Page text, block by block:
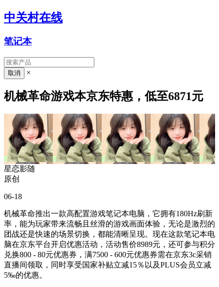
中关村在线
笔记本
×
机械革命游戏本京东特惠，低至6871元
星恋影随
原创
06-18
机械革命推出一款高配置游戏笔记本电脑，它拥有180Hz刷新
率，能为玩家带来流畅且丝滑的游戏画面体验，无论是激烈的
团战还是快速的场景切换，都能清晰呈现。现在这款笔记本电
脑在京东平台开启优惠活动，活动售价8989元，还可参与积分
兑换800 - 80元优惠券，满7500 - 600元优惠券需在京东3c采销
直播间领取，同时享受国家补贴立减15％以及PLUS会员立减
5‰的优惠。